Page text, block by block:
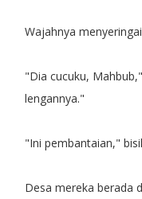
Wajahnya
"Dia cucuku,
lengannya."
"Ini pembantaian,"
Desa mereka berada